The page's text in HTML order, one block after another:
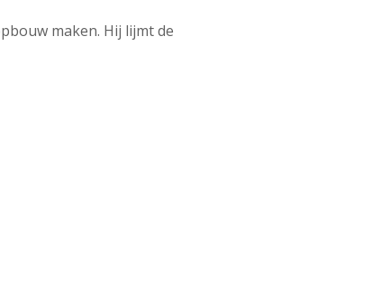
maken. Hij lijmt de